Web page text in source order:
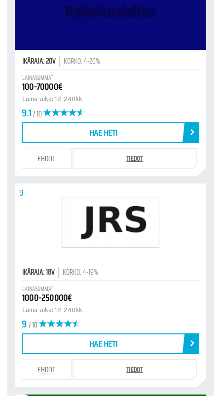
IKÄRAJA: 20V KORKO: 4-20%
LAINASUMMAT
100-70000€
Laina-aika: 12-240kk
9.1/ 10
HAE HETI
EHDOT TIEDOT
9
IKÄRAJA: 18V KORKO: 4-19%
LAINASUMMAT
1000-250000€
Laina-aika: 12-240kk
9/ 10
HAE HETI
EHDOT TIEDOT